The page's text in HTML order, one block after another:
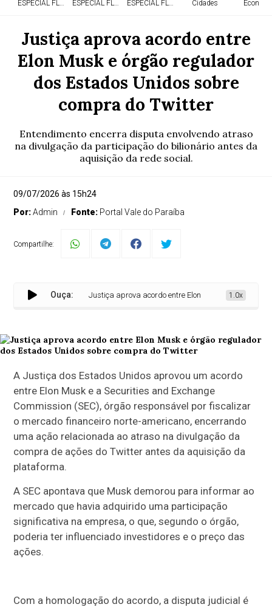
ESPECIAL FLÓRIDAESPECIAL FLÓRIDAESPECIAL FLÓRIDA Cidades
Justiça aprova acordo entre
Elon Musk e órgão regulador
dos Estados Unidos sobre
compra do Twitter
Entendimento encerra disputa envolvendo atraso
na divulgação da participação do bilionário antes da
aquisição da rede social.
09/07/2026 às 15h24
Por:Admin Fonte: Portal Vale do Paraíba
Compartilhe:
Ouça: Justiça aprova acordo entre Elon Musk e órgão
1.0x
A Justiça dos Estados Unidos aprovou um acordo
entre Elon Musk e a Securities and Exchange
Commission (SEC), órgão responsável por fiscalizar
o mercado financeiro norte-americano, encerrando
uma ação relacionada ao atraso na divulgação da
compra de ações do Twitter antes da aquisição da
plataforma.
A SEC apontava que Musk demorou para informar ao
mercado que havia adquirido uma participação
significativa na empresa, o que, segundo o órgão,
poderia ter influenciado investidores e o preço das
ações.
Com a homologação do acordo, a disputa judicial é